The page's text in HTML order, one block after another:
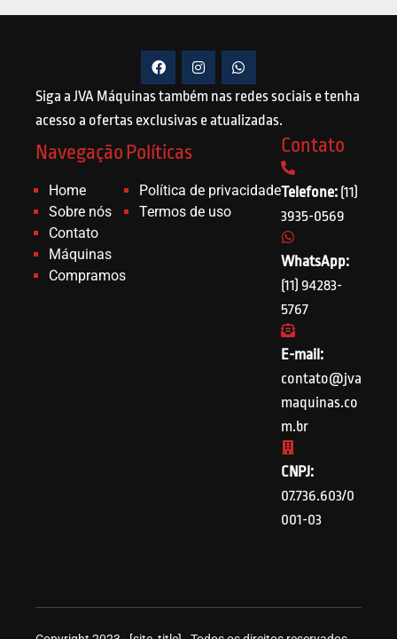
Siga a JVA Máquinas também nas redes sociais e tenha
acesso a ofertas exclusivas e atualizadas.
Navegação
Home
Sobre nós
Contato
Máquinas
Compramos
Políticas
Política de privacidade
Termos de uso
Contato
Telefone: (11)
3935-0569
WhatsApp:
(11) 94283-
5767
E-mail:
contato@jva
maquinas.co
m.br
CNPJ:
07.736.603/0
001-03